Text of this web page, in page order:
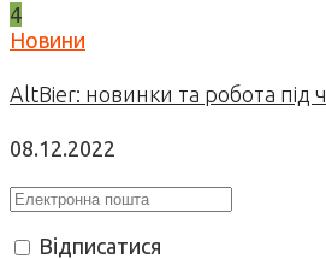
4
Новини
AltBier: новинки та робота під
08.12.2022
Відписатися